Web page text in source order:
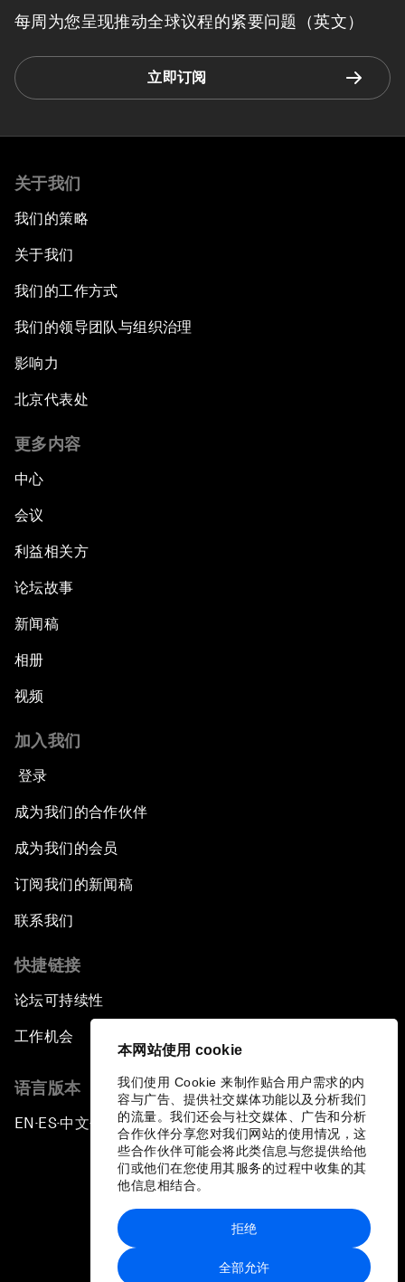
本网站使用 cookie
我们使用 Cookie 来制作贴合用户需求的内
容与广告、提供社交媒体功能以及分析我们
的流量。我们还会与社交媒体、广告和分析
合作伙伴分享您对我们网站的使用情况，这
些合作伙伴可能会将此类信息与您提供给他
们或他们在您使用其服务的过程中收集的其
他信息相结合。
全部允许
拒绝
每周为您呈现推动全球议程的紧要问题（英文）
立即订阅
关于我们
我们的策略
关于我们
我们的工作方式
我们的领导团队与组织治理
影响力
北京代表处
更多内容
中心
会议
利益相关方
论坛故事
新闻稿
相册
视频
加入我们
登录
成为我们的合作伙伴
成为我们的会员
订阅我们的新闻稿
联系我们
快捷链接
论坛可持续性
工作机会
语言版本
EN ▪ES▪中文▪ 日本語
站点地图